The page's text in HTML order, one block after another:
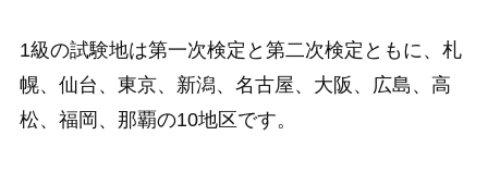
1級の試験地は第一次検定と第二次検定ともに、札
幌、仙台、東京、新潟、名古屋、大阪、広島、高
松、福岡、那覇の10地区です。